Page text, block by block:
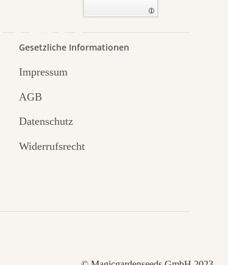
Gesetzliche Informationen
Impressum
AGB
Datenschutz
Widerrufsrecht